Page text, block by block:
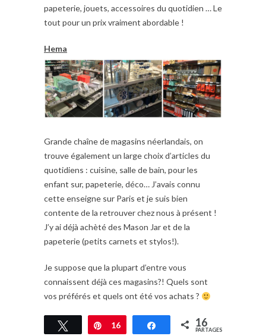
papeterie, jouets, accessoires du quotidien … Le
tout pour un prix vraiment abordable !
Hema
Grande chaîne de magasins néerlandais, on
trouve également un large choix d’articles du
quotidiens : cuisine, salle de bain, pour les
enfant sur, papeterie, déco… J’avais connu
cette enseigne sur Paris et je suis bien
contente de la retrouver chez nous à présent !
J’y ai déjà achèté des Mason Jar et de la
papeterie (petits carnets et stylos!).
Je suppose que la plupart d’entre vous
connaissent déjà ces magasins?! Quels sont
vos préférés et quels ont été vos achats ?
Tweetez Épingle
16 Partagez16
PARTAGES